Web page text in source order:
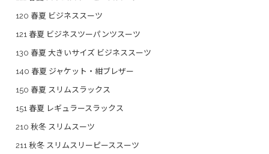
120 春夏 ビジネススーツ
121 春夏 ビジネスツーパンツスーツ
130 春夏 大きいサイズ ビジネススーツ
140 春夏 ジャケット・紺ブレザー
150 春夏 スリムスラックス
151 春夏 レギュラースラックス
210 秋冬 スリムスーツ
211 秋冬 スリムスリーピーススーツ